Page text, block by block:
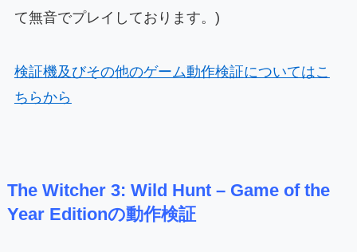
て無音でプレイしております。)
検証機及びその他のゲーム動作検証についてはこ
ちらから
The Witcher 3: Wild Hunt – Game of the
Year Editionの動作検証